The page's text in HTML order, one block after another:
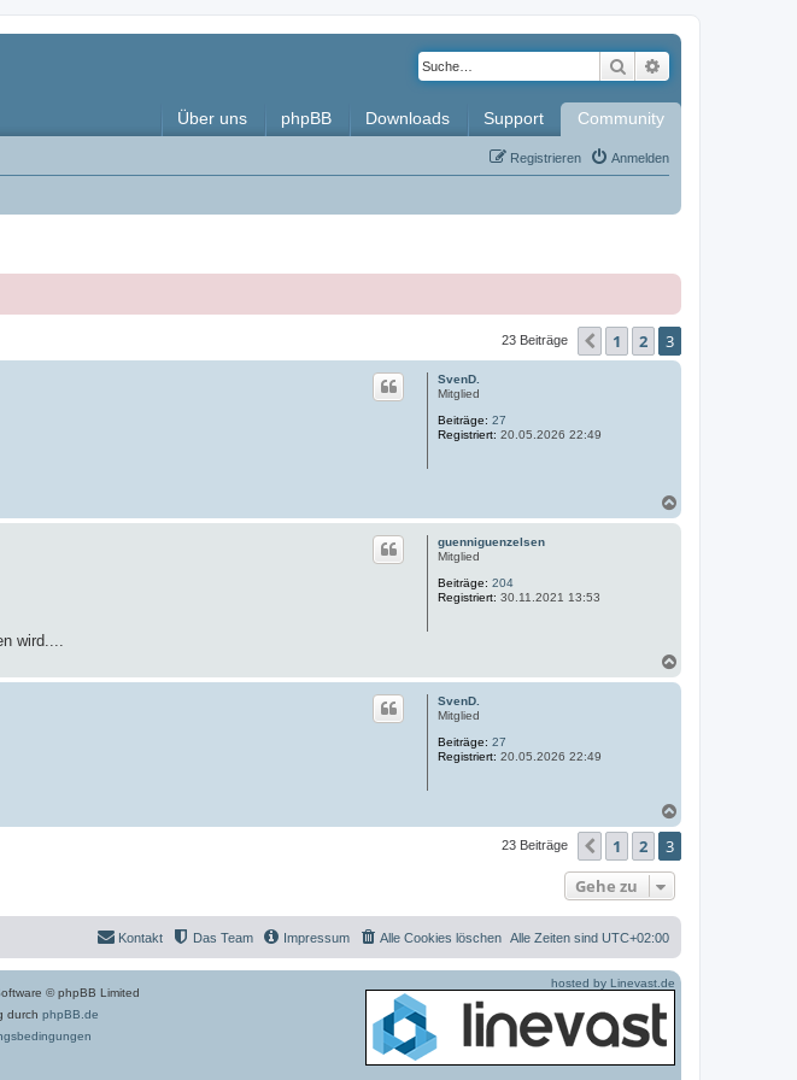
Suche
Über uns phpBB Downloads Support Community
Anmelden
Registrieren
23 Beiträge Vorherige
1 2 3
SvenD.
Mitglied
Beiträge: 27
Registriert: 20.05.2026 22:49
a
guenniguenzelsen
Mitglied
Beiträge: 204
Registriert: 30.11.2021 13:53
wird....
c
SvenD.
Mitglied
Beiträge: 27
Registriert: 20.05.2026 22:49
a
h
23 Beiträge Vorherige
1 2 3
Gehe zu
Alle Zeiten sind UTC+02:00
Alle Cookies löschen
Impressum
Das Team
Kontakt
© phpBB Limited
durch phpBB.de
hosted by Linevast.de